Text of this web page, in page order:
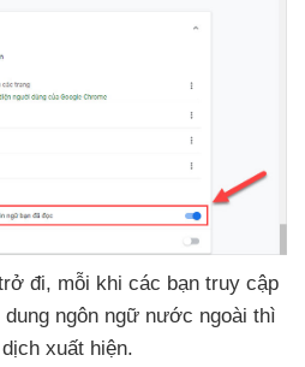
đi, mỗi khi các bạn truy cập
ngôn ngữ nước ngoài thì
xuất hiện.